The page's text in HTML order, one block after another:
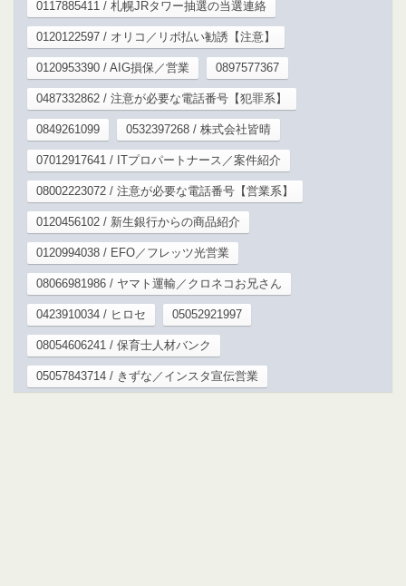
0117885411 / 札幌JRタワー抽選の当選連絡
0120122597 / オリコ／リボ払い勧誘【注意】
0120953390 / AIG損保／営業 0897577367
0487332862 / 注意が必要な電話番号【犯罪系】
0849261099 0532397268 / 株式会社皆晴
07012917641 / ITプロパートナース／案件紹介
08002223072 / 注意が必要な電話番号【営業系】
0120456102 / 新生銀行からの商品紹介
0120994038 / EFO／フレッツ光営業
08066981986 / ヤマト運輸／クロネコお兄さん
0423910034 / ヒロセ 05052921997
08054606241 / 保育士人材バンク
05057843714 / きずな／インスタ宣伝営業